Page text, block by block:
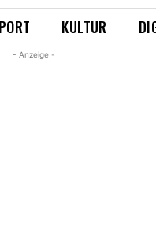
KULTUR
- Anzeige -